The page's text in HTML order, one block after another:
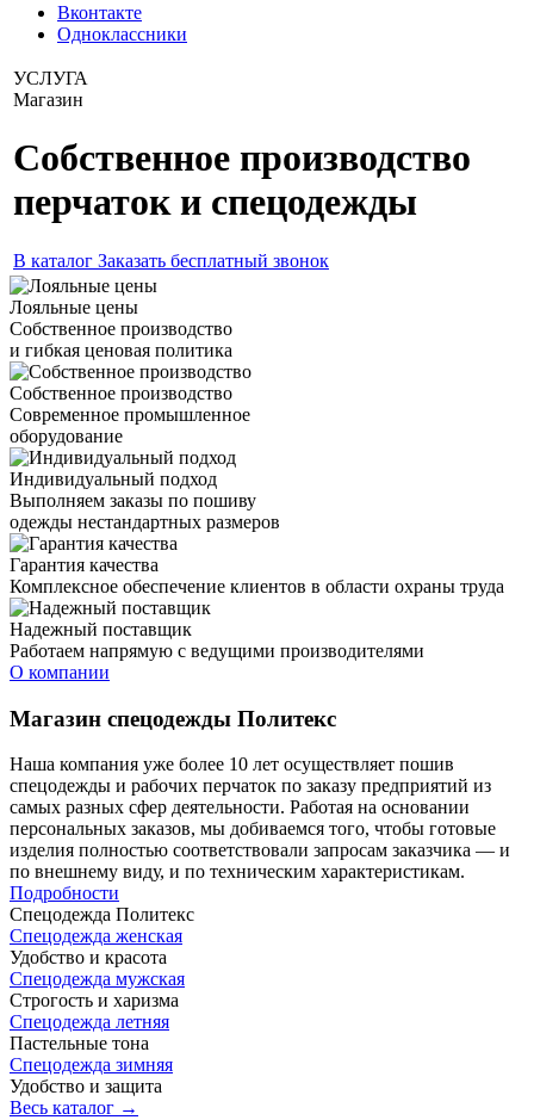
Вконтакте
Одноклассники
УСЛУГА
Магазин
Собственное производство
перчаток и спецодежды
В каталог Заказать бесплатный звонок
Лояльные цены
Собственное производство
и гибкая ценовая политика
Собственное производство
Современное промышленное
оборудование
Индивидуальный подход
Выполняем заказы по пошиву
одежды нестандартных размеров
Гарантия качества
Комплексное обеспечение клиентов в области охраны труда
Надежный поставщик
Работаем напрямую с ведущими производителями
О компании
Магазин спецодежды Политекс
Наша компания уже более 10 лет осуществляет пошив
спецодежды и рабочих перчаток по заказу предприятий из
самых разных сфер деятельности. Работая на основании
персональных заказов, мы добиваемся того, чтобы готовые
изделия полностью соответствовали запросам заказчика — и
по внешнему виду, и по техническим характеристикам.
Подробности
Спецодежда Политекс
Спецодежда женская
Удобство и красота
Спецодежда мужская
Строгость и харизма
Спецодежда летняя
Пастельные тона
Спецодежда зимняя
Удобство и защита
Весь каталог →